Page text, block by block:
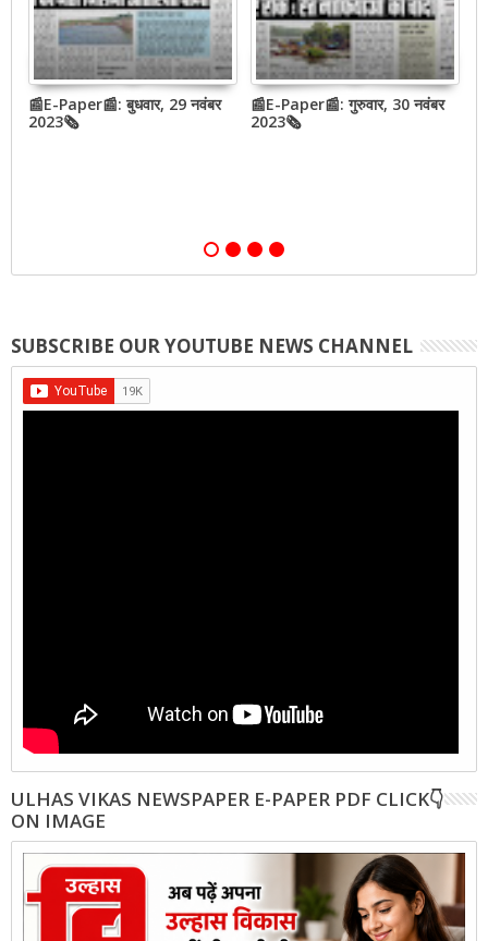
📰E-Paper📰: बुधवार, 29 नवंबर
2023🗞
📰E-Paper📰: गुरुवार, 30 नवंबर
2023🗞
SUBSCRIBE OUR YOUTUBE NEWS CHANNEL
ULHAS VIKAS NEWSPAPER E-PAPER PDF CLICK👇
ON IMAGE